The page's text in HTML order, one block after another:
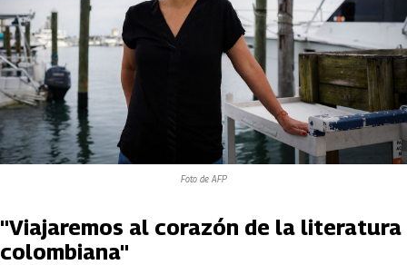
Foto de AFP
"Viajaremos al corazón de la literatura
colombiana"